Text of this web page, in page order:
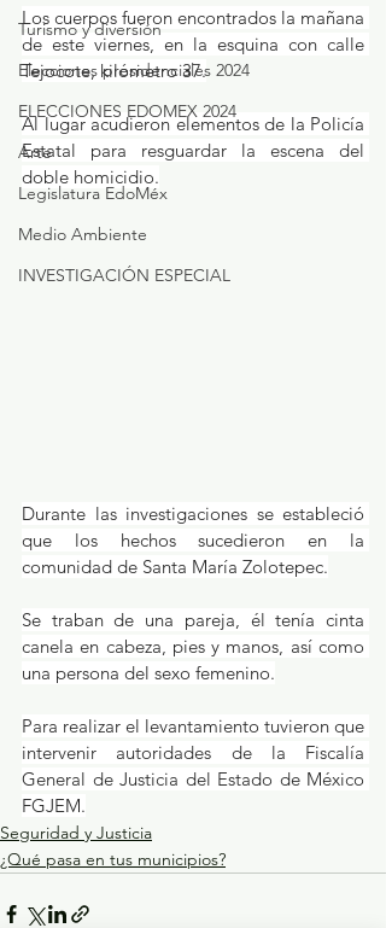
Turismo y diversión
Elecciones presidenciales 2024
ELECCIONES EDOMEX 2024
Arte
Legislatura EdoMéx
Medio Ambiente
INVESTIGACIÓN ESPECIAL
Los cuerpos fueron encontrados la mañana
de este viernes, en la esquina con calle
Tejocote, kilómetro 37.
Al lugar acudieron elementos de la Policía
Estatal para resguardar la escena del
doble homicidio.
Durante las investigaciones se estableció
que los hechos sucedieron en la
comunidad de Santa María Zolotepec.
Se traban de una pareja, él tenía cinta
canela en cabeza, pies y manos, así como
una persona del sexo femenino.
Para realizar el levantamiento tuvieron que
intervenir autoridades de la Fiscalía
General de Justicia del Estado de México
FGJEM.
Seguridad y Justicia
¿Qué pasa en tus municipios?